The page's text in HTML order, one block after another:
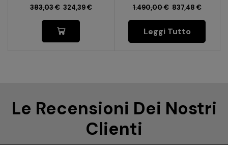
383,03€ 324,39€ 1.490,00€ 837,48 €
Leggi Tutto
Le Recensioni Dei Nostri
Clienti